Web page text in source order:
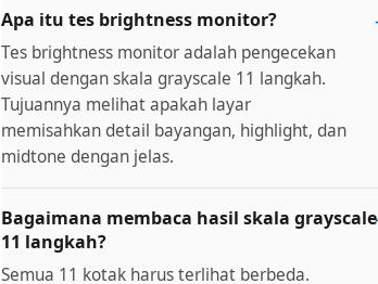
Apa itu tes brightness monitor?
Tes brightness monitor adalah pengecekan
visual dengan skala grayscale 11 langkah.
Tujuannya melihat apakah layar
memisahkan detail bayangan, highlight, dan
midtone dengan jelas.
Bagaimana membaca hasil skala grayscale
11 langkah?
Semua 11 kotak harus terlihat berbeda.